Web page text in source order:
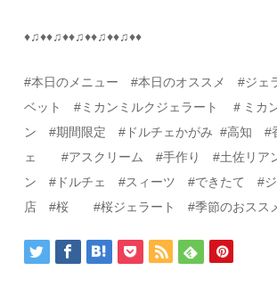
♦♫♦♦♫♦♦♫♦♦♫♦♦♫♦♦
#本日のメニュー #本日のオススメ #ジェ
ベット #ミカンミルクジェラート ＃ミカ
ン #期間限定 #ドルチェかがみ#高知 #
ェ #アスクリーム #手作り #土佐リア
ン #ドルチェ #スィーツ #できたて #ジ
店 #桜 #桜ジェラート #季節のおスス